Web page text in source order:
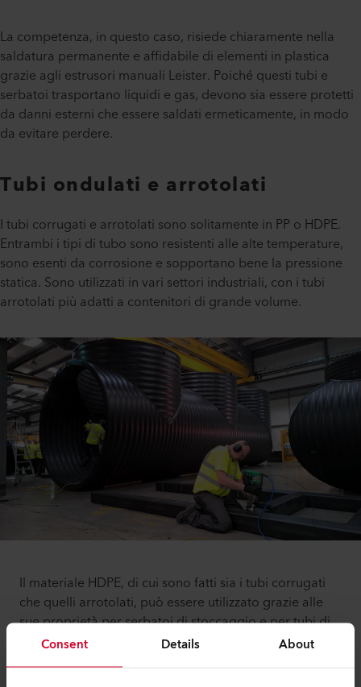
Consent Details About
La competenza, in questo caso, risiede chiaramente nella
saldatura permanente e affidabile di elementi in plastica
grazie agli estrusori manuali Leister. Poiché questi tubi e
serbatoi trasportano liquidi e gas, devono sia essere protetti
da danni esterni che essere saldati ermeticamente, in modo
da evitare perdere.
Tubi ondulati e arrotolati
I tubi corrugati e arrotolati sono solitamente in PP o HDPE.
Entrambi i tipi di tubo sono resistenti alle alte temperature,
sono esenti da corrosione e sopportano bene la pressione
statica. Sono utilizzati in vari settori industriali, con i tubi
arrotolati più adatti a contenitori di grande volume.
Il materiale HDPE, di cui sono fatti sia i tubi corrugati
che quelli arrotolati, può essere utilizzato grazie alle
sue proprietà per serbatoi di stoccaggio e per tubi di
trasporto di liquidi (acqua potabile e sostanze
chimiche), nella costruzione di apparecchi e serbatoi. I